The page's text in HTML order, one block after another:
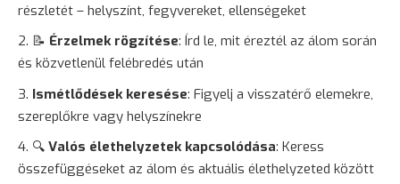
részletét – helyszínt, fegyvereket, ellenségeket
📝 Érzelmek rögzítése: Írd le, mit éreztél az álom során
és közvetlenül felébredés után
Ismétlődések keresése: Figyelj a visszatérő elemekre,
szereplőkre vagy helyszínekre
🔍 Valós élethelyzetek kapcsolódása: Keress
összefüggéseket az álom és aktuális élethelyzeted között